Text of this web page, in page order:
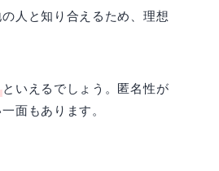
人と知り合えるため、理想
といえるでしょう。匿名性が
面もあります。